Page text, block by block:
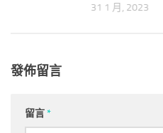
31 1 月, 2023
發佈留言
留言*